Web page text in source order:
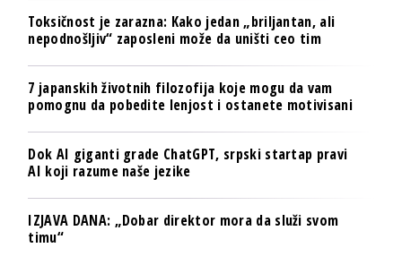
Toksičnost je zarazna: Kako jedan „briljantan, ali
nepodnošljiv“ zaposleni može da uništi ceo tim
7 japanskih životnih filozofija koje mogu da vam
pomognu da pobedite lenjost i ostanete motivisani
Dok AI giganti grade ChatGPT, srpski startap pravi
AI koji razume naše jezike
IZJAVA DANA: „Dobar direktor mora da služi svom
timu“